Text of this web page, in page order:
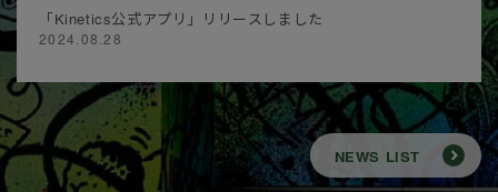
2024.08.28
「Kinetics公式アプリ」リリースしました
NEWS LIST